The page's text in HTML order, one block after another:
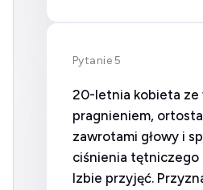
Pytanie 5
20-letnia kobieta ze
pragnieniem,
zawrotami głowy i
ciśnienia tętniczego
Izbie przyjęć.